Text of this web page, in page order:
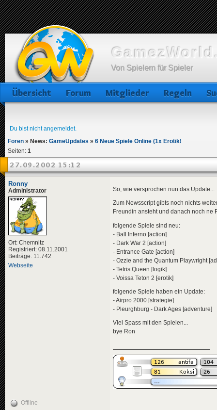
Von Spielern für Spieler
Übersicht Forum Mitglieder Regeln
Du bist nicht angemeldet.
Foren » News: GameUpdates » 6 Neue Spiele Online (1x Erotik!
Seiten: 1
27.09.2002 15:12
Ronny
Administrator
Ort: Chemnitz
Registriert: 08.11.2001
Beiträge: 11.742
Webseite
So, wie versprochen nun das Update...
Zum Newsscript gibts noch nichts
Freundin ansteht und danach noch
folgende Spiele sind neu:
- Ball Inferno [action]
- Dark War 2 [action]
- Entrance Gate [action]
- Ozzie and the Quantum Playwright
- Tetris Queen [logik]
- Voissa Teton 2 [erotik]
folgende Spiele haben ein Update:
- Airpro 2000 [strategie]
- Pleurghburg - Dark Ages [adventure]
Viel Spass mit den Spielen...
bye Ron
Offline